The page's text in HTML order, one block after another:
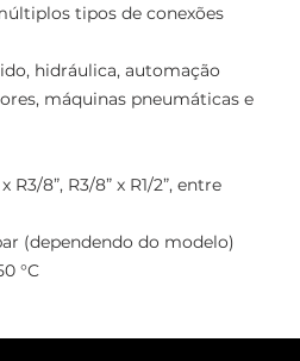
tipos de conexões
hidráulica, automação
máquinas pneumáticas e
R3/8”, R3/8” x R1/2”, entre
(dependendo do modelo)
°C